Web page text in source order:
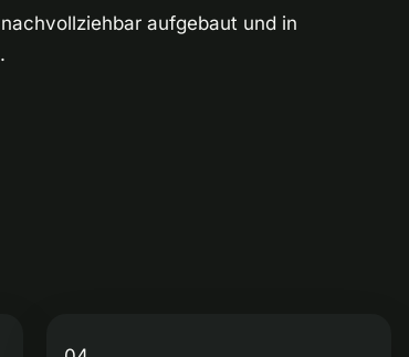
aufgebaut und in